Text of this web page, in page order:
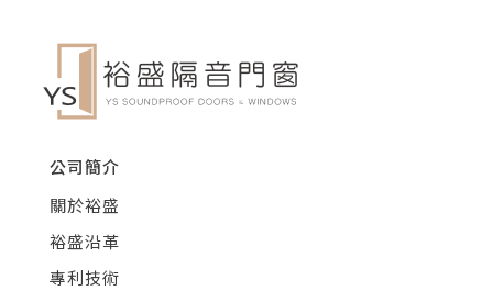
公司簡介
關於裕盛
裕盛沿革
專利技術